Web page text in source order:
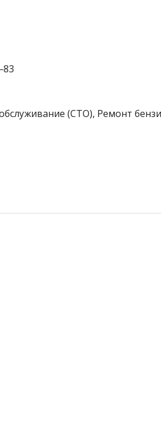
(СТО), Ремонт